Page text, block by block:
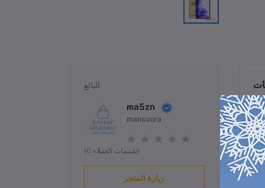
البائع
ma5zn
mansoura
(0 تقييمات العملاء)
زيارة المتجر